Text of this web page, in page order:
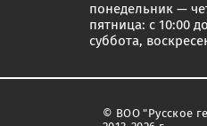
понедельник —
пятница: с 10:00
суббота,
© ВОО "Русское